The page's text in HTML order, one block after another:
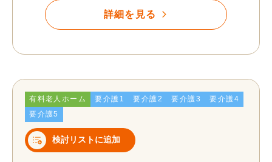
詳細を見る
有料老人ホーム 要介護1 要介護2 要介護3
要介護4
要介護5
検討リストに追加